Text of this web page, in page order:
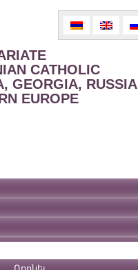
CATHOLIC
GEORGIA, RUSSIA
EUROPE